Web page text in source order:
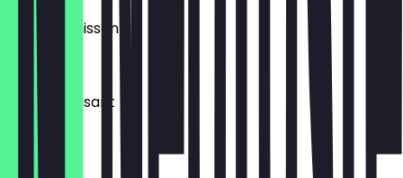
Schokocroissant
€ 1,80
Nuss-Croissant
€ 1,80